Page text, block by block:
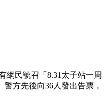
網民號召「8.31太子站一周
方先後向36人發出告票，